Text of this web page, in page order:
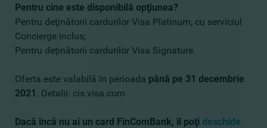
Pentru cine este disponibilă opţiunea?
Pentru deţinătorii cardurilor Visa Platinum, cu serviciul
Concierge inclus;
Pentru deţinătorii cardurilor Visa Signature.
Oferta este valabilă în perioada până pe 31 decembrie
2021 . Detalii: cis.visa.com
Dacă încă nu ai un card FinComBank, îl poţi deschide